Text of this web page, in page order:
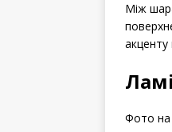
Між
акценту
Фото на